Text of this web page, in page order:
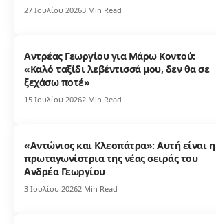
27 Ιουλίου 20263 Min Read
Αντρέας Γεωργίου για Μάρω Κοντού:
«Καλό ταξίδι λεβέντισσά μου, δεν θα σε
ξεχάσω ποτέ»
15 Ιουλίου 20262 Min Read
«Αντώνιος και Κλεοπάτρα»: Αυτή είναι η
πρωταγωνίστρια της νέας σειράς του
Ανδρέα Γεωργίου
3 Ιουλίου 20262 Min Read